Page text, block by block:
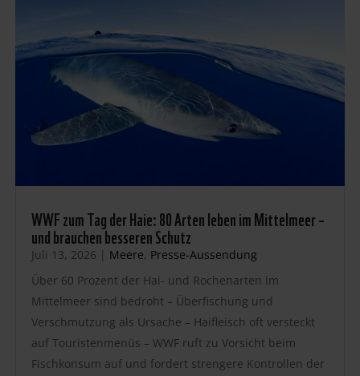
WWF zum Tag der Haie: 80 Arten leben im Mittelmeer –
und brauchen besseren Schutz
Juli 13, 2026 | Meere, Presse-Aussendung
Über 60 Prozent der Hai- und Rochenarten im
Mittelmeer sind bedroht – Überfischung und
Verschmutzung als Ursache – Haifleisch oft versteckt
auf Touristenmenüs – WWF ruft zu Vorsicht beim
Fischkonsum auf und fordert strengere Kontrollen der